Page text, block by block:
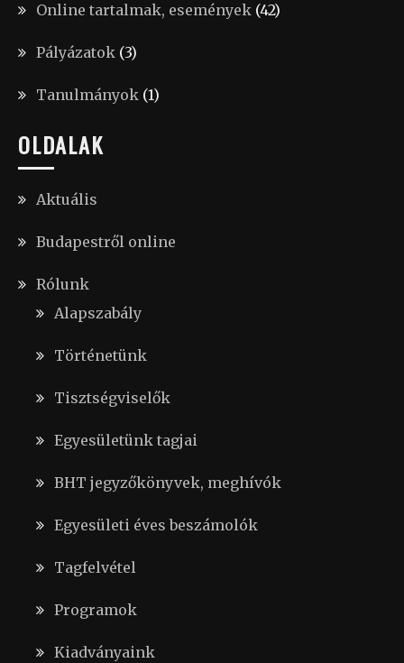
Online tartalmak, események (42)
Pályázatok (3)
Tanulmányok (1)
OLDALAK
Aktuális
Budapestről online
Rólunk
Alapszabály
Történetünk
Tisztségviselők
Egyesületünk tagjai
BHT jegyzőkönyvek, meghívók
Egyesületi éves beszámolók
Tagfelvétel
Programok
Kiadványaink